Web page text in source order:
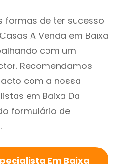
formas de ter sucesso
A Venda em Baixa
com um
Recomendamos
com a nossa
em Baixa Da
formulário de
Em Baixa